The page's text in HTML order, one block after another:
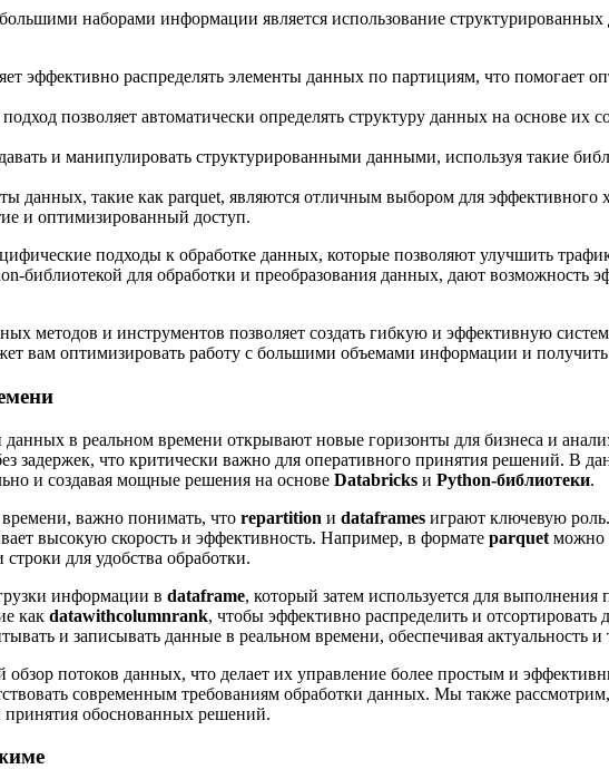
наборами информации является использование
эффективно распределять элементы данных по партициям, что помогает
позволяет автоматически определять структуру данных на основе их
и манипулировать структурированными данными, используя такие
данных, такие как parquet, являются отличным выбором для
и оптимизированный доступ.
подходы к обработке данных, которые позволяют улучшить
библиотекой для обработки и преобразования данных, дают
методов и инструментов позволяет создать гибкую и эффективную
вам оптимизировать работу с большими объемами информации и
в реальном времени открывают новые горизонты для бизнеса и
задержек, что критически важно для оперативного принятия решений. В
и создавая мощные решения на основе Databricks и Python-библиотеки.
важно понимать, что repartition и dataframes играют ключевую
высокую скорость и эффективность. Например, в формате parquet можно
для удобства обработки.
информации в dataframe, который затем используется для
как datawithcolumnrank, чтобы эффективно распределить и
и записывать данные в реальном времени, обеспечивая актуальность
обзор потоков данных, что делает их управление более простым и
современным требованиям обработки данных. Мы также
принятия обоснованных решений.